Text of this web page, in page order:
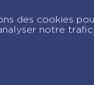
Enfin la 6e !
des cookies
notre